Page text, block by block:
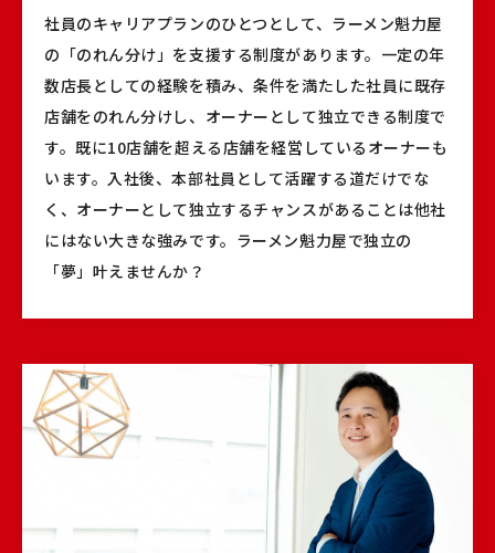
社員のキャリアプランのひとつとして、ラーメン魁力屋
の「のれん分け」を支援する制度があります。一定の年
数店長としての経験を積み、条件を満たした社員に既存
店舗をのれん分けし、オーナーとして独立できる制度で
す。既に10店舗を超える店舗を経営しているオーナーも
います。入社後、本部社員として活躍する道だけでな
く、オーナーとして独立するチャンスがあることは他社
にはない大きな強みです。ラーメン魁力屋で独立の
「夢」叶えませんか？